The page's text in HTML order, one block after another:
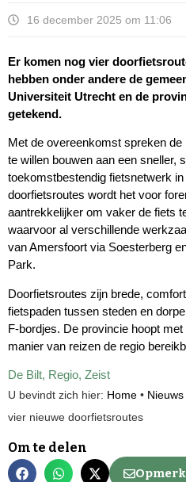
16 december 2025 om 11:06
Er komen nog vier
hebben onder andere de
Universiteit Utrecht en de
getekend.
Met de overeenkomst spreken
te willen bouwen aan een sneller,
toekomstbestendig fietsnetwerk
doorfietsroutes wordt het voor
aantrekkelijker om vaker de fiets
waarvoor al verschillende
van Amersfoort via Soesterberg
Park.
Doorfietsroutes zijn brede,
fietspaden tussen steden en
F-bordjes. De provincie hoopt
manier van reizen de regio
De Bilt, Regio, Zeist
U bevindt zich hier: Home • Nieuws
vier nieuwe doorfietsroutes
Om te delen